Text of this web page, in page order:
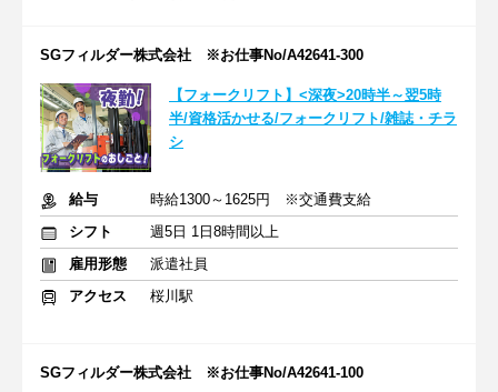
SGフィルダー株式会社 ※お仕事No/A42641-300
【フォークリフト】<深夜>20時半～翌5時
半/資格活かせる/フォークリフト/雑誌・チラ
シ
給与
時給1300～1625円 ※交通費支給
シフト
週5日 1日8時間以上
雇用形態
派遣社員
アクセス
桜川駅
SGフィルダー株式会社 ※お仕事No/A42641-100